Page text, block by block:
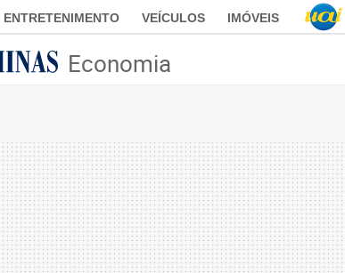
ENTRETENIMENTO VEÍCULOS IMÓVEIS
Economia